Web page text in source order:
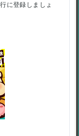
に登録しましょ